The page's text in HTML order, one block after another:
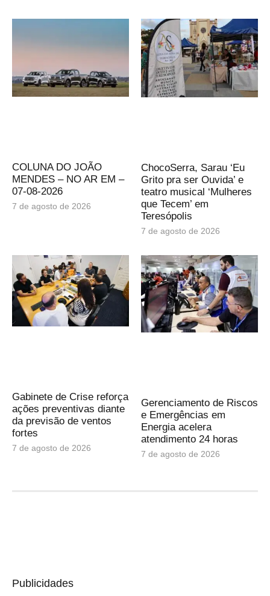
COLUNA DO JOÃO
MENDES – NO AR EM –
07-08-2026
7 de agosto de 2026
ChocoSerra, Sarau ‘Eu
Grito pra ser Ouvida’ e
teatro musical ‘Mulheres
que Tecem’ em
Teresópolis
7 de agosto de 2026
Gabinete de Crise reforça
ações preventivas diante
da previsão de ventos
fortes
7 de agosto de 2026
Gerenciamento de Riscos
e Emergências em
Energia acelera
atendimento 24 horas
7 de agosto de 2026
Publicidades